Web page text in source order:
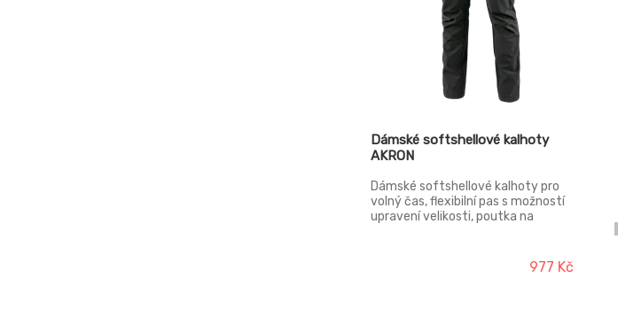
Dámské softshellové kalhoty
AKRON
Dámské softshellové kalhoty pro
volný čas, flexibilní pas s možností
upravení velikosti, poutka na
kolenní části, reflexní doplňky, TPU
membrána. Odolnost materiálu
977 Kč